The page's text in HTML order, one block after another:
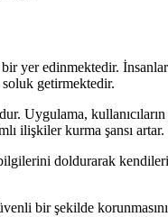
yer edinmektedir.
getirmektedir.
Uygulama,
ilişkiler kurma şansı artar.
doldurarak
bir şekilde